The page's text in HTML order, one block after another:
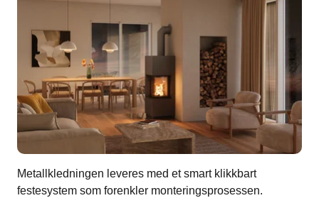
Metallkledningen leveres med et smart klikkbart
festesystem som forenkler monteringsprosessen.